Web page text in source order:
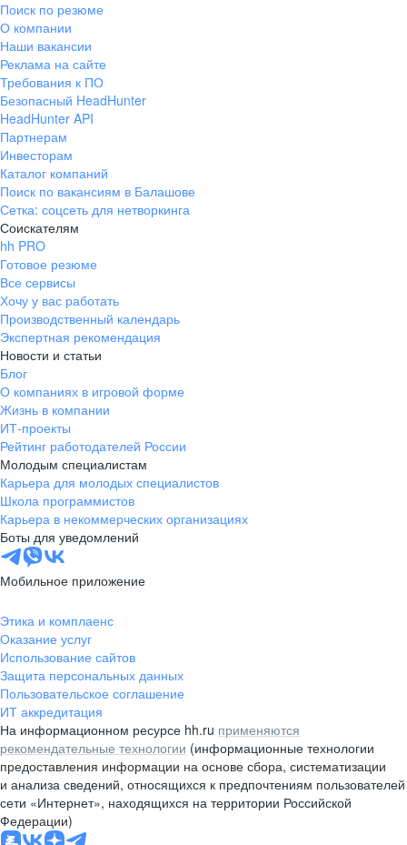
Поиск по резюме
О компании
Наши вакансии
Реклама на сайте
Требования к ПО
Безопасный HeadHunter
HeadHunter API
Партнерам
Инвесторам
Каталог компаний
Поиск по вакансиям в Балашове
Сетка: соцсеть для нетворкинга
Соискателям
hh PRO
Готовое резюме
Все сервисы
Хочу у вас работать
Производственный календарь
Экспертная рекомендация
Новости и статьи
Блог
О компаниях в игровой форме
Жизнь в компании
ИТ-проекты
Рейтинг работодателей России
Молодым специалистам
Карьера для молодых специалистов
Школа программистов
Карьера в некоммерческих организациях
Боты для уведомлений
Мобильное приложение
Этика и комплаенс
Оказание услуг
Использование сайтов
Защита персональных данных
Пользовательское соглашение
ИТ аккредитация
На информационном ресурсе hh.ru применяются
рекомендательные технологии (информационные технологии
предоставления информации на основе сбора, систематизации
и анализа сведений, относящихся к предпочтениям пользователей
сети «Интернет», находящихся на территории Российской
Федерации)